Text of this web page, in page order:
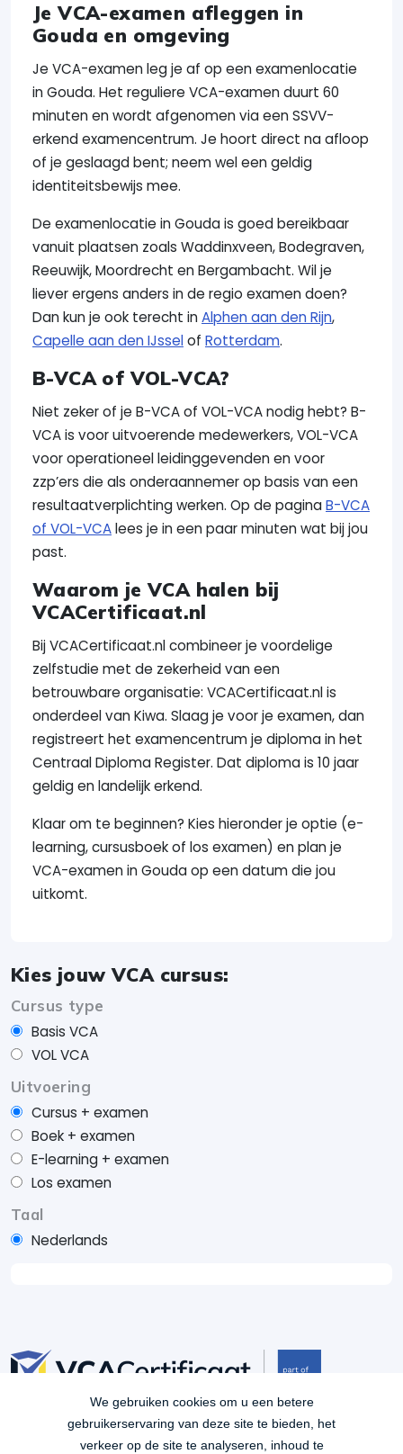
Je VCA-examen afleggen in
Gouda en omgeving
Je VCA-examen leg je af op een examenlocatie
in Gouda. Het reguliere VCA-examen duurt 60
minuten en wordt afgenomen via een SSVV-
erkend examencentrum. Je hoort direct na afloop
of je geslaagd bent; neem wel een geldig
identiteitsbewijs mee.
De examenlocatie in Gouda is goed bereikbaar
vanuit plaatsen zoals Waddinxveen, Bodegraven,
Reeuwijk, Moordrecht en Bergambacht. Wil je
liever ergens anders in de regio examen doen?
Dan kun je ook terecht inAlphen aan den Rijn,
Capelle aan den IJsselof Rotterdam.
B-VCA of VOL-VCA?
Niet zeker of je B-VCA of VOL-VCA nodig hebt? B-
VCA is voor uitvoerende medewerkers, VOL-VCA
voor operationeel leidinggevenden en voor
zzp’ers die als onderaannemer op basis van een
resultaatverplichting werken. Op de paginaB-VCA
of VOL-VCAlees je in een paar minuten wat bij jou
past.
Waarom je VCA halen bij
VCACertificaat.nl
Bij VCACertificaat.nl combineer je voordelige
zelfstudie met de zekerheid van een
betrouwbare organisatie: VCACertificaat.nl is
onderdeel van Kiwa. Slaag je voor je examen, dan
registreert het examencentrum je diploma in het
Centraal Diploma Register. Dat diploma is 10 jaar
geldig en landelijk erkend.
Klaar om te beginnen? Kies hieronder je optie (e-
learning, cursusboek of los examen) en plan je
VCA-examen in Gouda op een datum die jou
uitkomt.
Kies jouw VCA cursus:
Cursus type
Basis VCA
VOL VCA
Uitvoering
Cursus + examen
Boek + examen
E-learning + examen
Los examen
Taal
Nederlands
Je bent verzekerd van kwaliteit met VCACertificaat.nl. Al
ruim 15 jaar lang VCA leren op een manier die het beste
We gebruiken cookies om u een betere
gebruikerservaring van deze site te bieden, het
verkeer op de site te analyseren, inhoud te